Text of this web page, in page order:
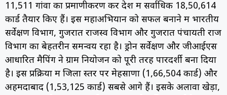
11,511 गांवों का प्रमाणीकरण कर देश में सर्वाधिक 18,50,614
कार्ड तैयार किए हैं। इस महाअभियान को सफल बनाने में भारतीय
सर्वेक्षण विभाग, गुजरात राजस्व विभाग और गुजरात पंचायती राज
विभाग का बेहतरीन समन्वय रहा है। ड्रोन सर्वेक्षण और जीआईएस
आधारित मैपिंग ने ग्राम नियोजन को पूरी तरह पारदर्शी बना दिया
है। इस प्रक्रिया में जिला स्तर पर मेहसाणा (1,66,504 कार्ड) और
अहमदाबाद (1,53,125 कार्ड) सबसे आगे हैं। इसके अलावा खेड़ा,